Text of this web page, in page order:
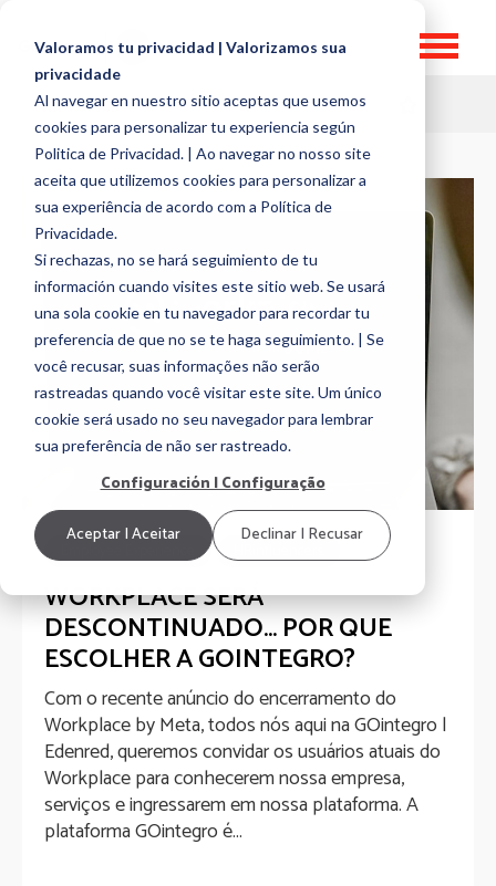
Valoramos tu privacidad | Valorizamos sua
privacidade
Al navegar en nuestro sitio aceptas que usemos
cookies para personalizar tu experiencia según
Politica de Privacidad. | Ao navegar no nosso site
aceita que utilizemos cookies para personalizar a
sua experiência de acordo com a Política de
Privacidade.
Si rechazas, no se hará seguimiento de tu
información cuando visites este sitio web. Se usará
una sola cookie en tu navegador para recordar tu
preferencia de que no se te haga seguimiento. | Se
você recusar, suas informações não serão
rastreadas quando você visitar este site. Um único
cookie será usado no seu navegador para lembrar
sua preferência de não ser rastreado.
Configuración | Configuração
Aceptar | Aceitar Declinar | Recusar
HR TOPICS
WORKPLACE SERÁ
DESCONTINUADO… POR QUE
ESCOLHER A GOINTEGRO?
Com o recente anúncio do encerramento do
Workplace by Meta, todos nós aqui na GOintegro |
Edenred, queremos convidar os usuários atuais do
Workplace para conhecerem nossa empresa,
serviços e ingressarem em nossa plataforma. A
plataforma GOintegro é...